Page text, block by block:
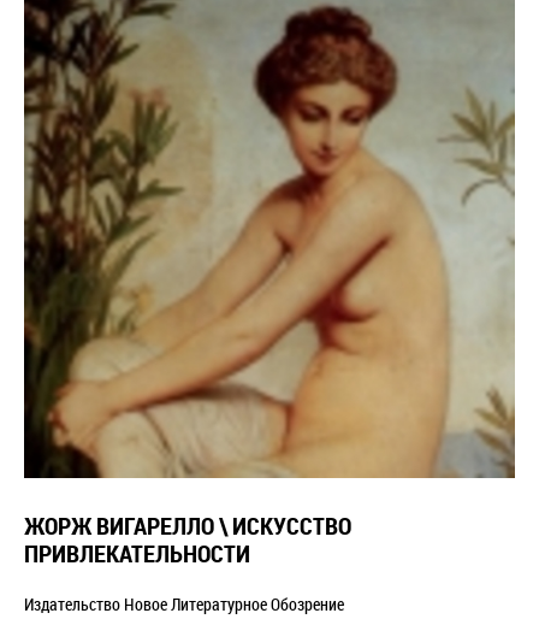
ЖОРЖ ВИГАРЕЛЛО \ ИСКУССТВО
ПРИВЛЕКАТЕЛЬНОСТИ
Издательство Новое Литературное Обозрение